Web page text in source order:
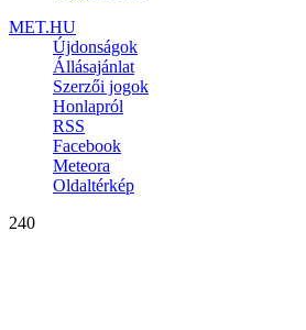
MET.HU
Újdonságok
Állásajánlat
Szerzői jogok
Honlapról
RSS
Facebook
Meteora
Oldaltérkép
240